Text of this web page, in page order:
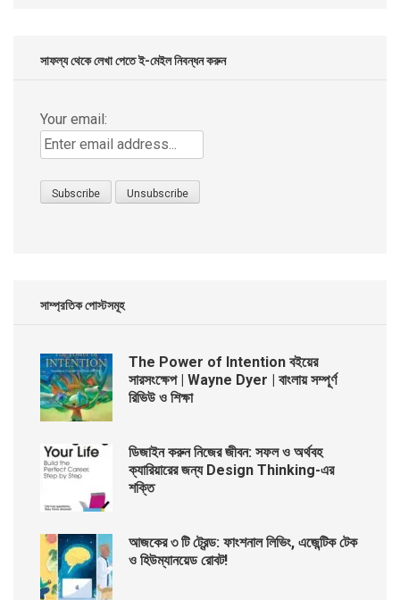
সাফল্য থেকে লেখা পেতে ই-মেইল নিবন্ধন করুন
Your email:
সাম্প্রতিক পোস্টসমূহ
The Power of Intention বইয়ের
সারসংক্ষেপ | Wayne Dyer | বাংলায় সম্পূর্ণ
রিভিউ ও শিক্ষা
ডিজাইন করুন নিজের জীবন: সফল ও অর্থবহ
ক্যারিয়ারের জন্য Design Thinking-এর
শক্তি
আজকের ৩ টি ট্রেন্ড: ফাংশনাল লিভিং, এজেন্টিক টেক
ও হিউম্যানয়েড রোবট!